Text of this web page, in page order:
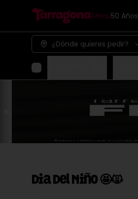
Menú50 Años
¿Dónde quieres pedir?
Dia Del Niño 🤩🙀